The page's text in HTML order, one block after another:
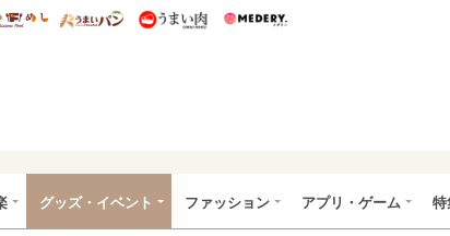
ィズニー特集
うまいめし うまいパン うまい肉
グッズ・イベント ファッション アプリ・ゲーム 特